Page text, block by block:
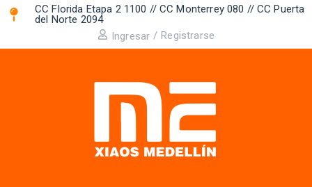
CC Florida Etapa 2 1100 // CC Monterrey 080 // CC Puerta
del Norte 2094 ​
Ingresar / Registrarse